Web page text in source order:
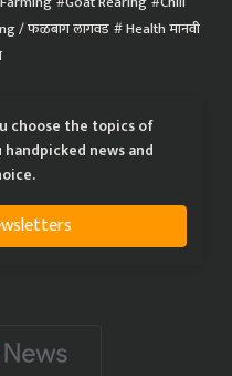
/ फळबाग लागवड Health मानवी
choose the topics of
news and